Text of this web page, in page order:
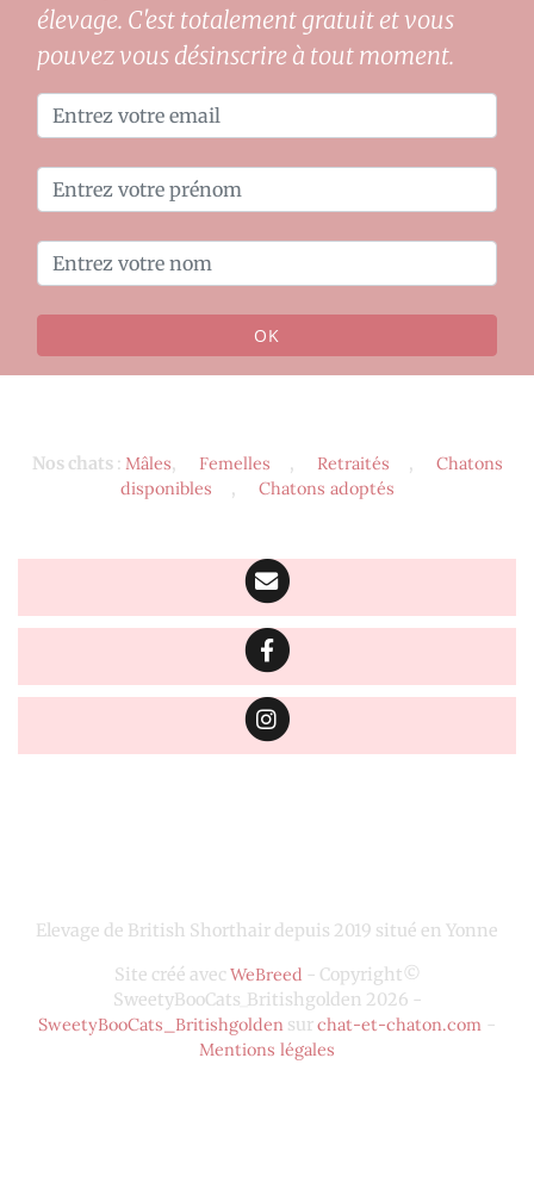
élevage. C'est totalement gratuit et vous
pouvez vous désinscrire à tout moment.
OK
Nos chats: Mâles, Femelles , Retraités ,
Chatons
disponibles
, Chatons adoptés
Elevage de British Shorthair depuis 2019 situé en Yonne
Site créé avec WeBreed - Copyright©
SweetyBooCats_Britishgolden 2026 -
SweetyBooCats_Britishgolden surchat-et-chaton.com -
Mentions légales